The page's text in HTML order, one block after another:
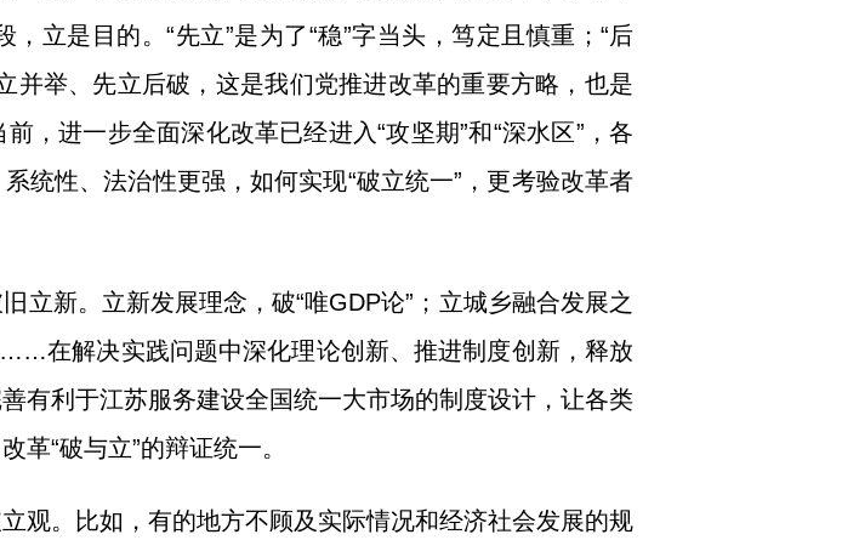
立是目的。“先立”是为了“稳”字当头，笃定且慎重；“后
并举、先立后破，这是我们党推进改革的重要方略，也是
，进一步全面深化改革已经进入“攻坚期”和“深水区”，各
统性、法治性更强，如何实现“破立统一”，更考验改革者
立新。立新发展理念，破“唯GDP论”；立城乡融合发展之
在解决实践问题中深化理论创新、推进制度创新，释放
有利于江苏服务建设全国统一大市场的制度设计，让各类
革“破与立”的辩证统一。
观。比如，有的地方不顾及实际情况和经济社会发展的规